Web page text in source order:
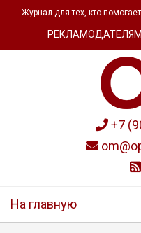
Журнал для тех, кто
РЕКЛАМОДАТЕЛЯМ
+7
На главную